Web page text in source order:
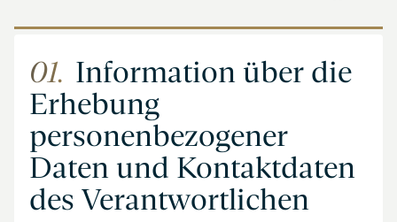
01. Information über die
Erhebung
personenbezogener
Daten und Kontaktdaten
des Verantwortlichen